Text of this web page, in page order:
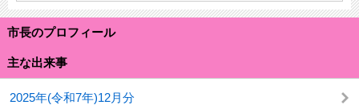
市長のプロフィール
主な出来事
2025年(令和7年)12月分